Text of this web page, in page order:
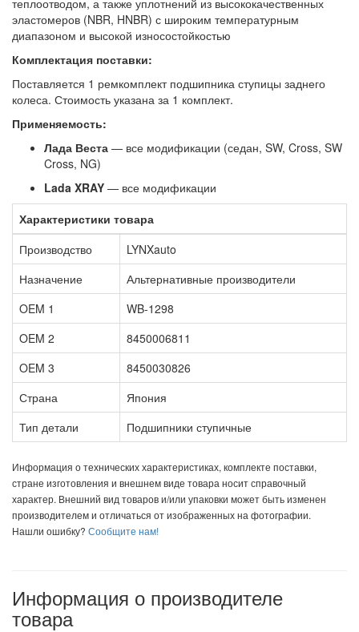
эластомеров (NBR, HNBR) с широким температурным
диапазоном и высокой износостойкостью
Комплектация поставки:
Поставляется 1 ремкомплект подшипника ступицы заднего
колеса. Стоимость указана за 1 комплект.
Применяемость:
Лада Веста — все модификации (седан, SW, Cross, SW
Cross, NG)
Lada XRAY — все модификации
Характеристики товара
Производство
LYNXauto
Назначение
Альтернативные производители
OEM 1
WB-1298
OEM 2
8450006811
OEM 3
8450030826
Страна
Япония
Тип детали
Подшипники ступичные
Информация о технических характеристиках, комплекте поставки,
стране изготовления и внешнем виде товара носит справочный
характер. Внешний вид товаров и/или упаковки может быть изменен
производителем и отличаться от изображенных на фотографии.
Нашли ошибку? Сообщите нам!
Информация о производителе
товара